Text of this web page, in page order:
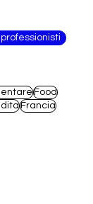
Food
Francia